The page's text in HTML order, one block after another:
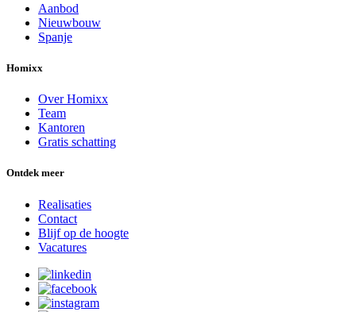
Aanbod
Nieuwbouw
Spanje
Homixx
Over Homixx
Team
Kantoren
Gratis schatting
Ontdek meer
Realisaties
Contact
Blijf op de hoogte
Vacatures